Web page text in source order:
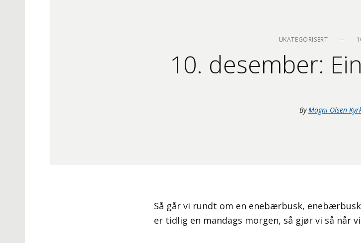
UKATEGORISERT —
10. desember:
By Magni Olsen
Så går vi rundt om en enebærbusk,
er tidlig en mandags morgen, så gjør vi så når